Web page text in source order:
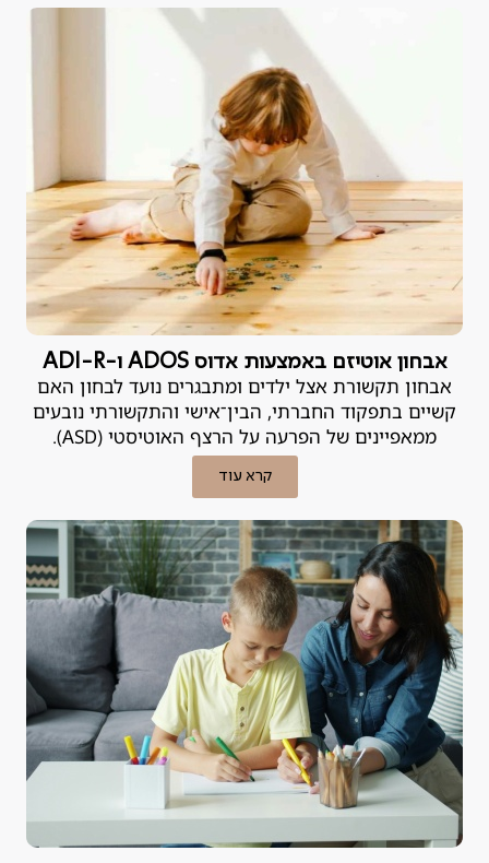
אבחון פסיכודידקטי הוא הכלי המקצועי שנועד לאתר את
הבעיה ולמצוא לה פתרון.
אבחון אוטיזם באמצעות אדוס ADOS ו-ADI-R
אבחון תקשורת אצל ילדים ומתבגרים נועד לבחון האם
קשיים בתפקוד החברתי, הבין־אישי והתקשורתי נובעים
ממאפיינים של הפרעה על הרצף האוטיסטי (ASD).
קרא עוד